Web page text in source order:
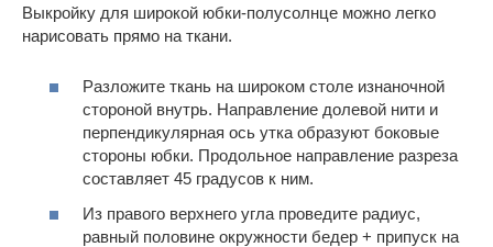
Выкройку для широкой юбки-полусолнце можно легко
нарисовать прямо на ткани.
Разложите ткань на широком столе изнаночной
стороной внутрь. Направление долевой нити и
перпендикулярная ось утка образуют боковые
стороны юбки. Продольное направление разреза
составляет 45 градусов к ним.
Из правого верхнего угла проведите радиус,
равный половине окружности бедер + припуск на